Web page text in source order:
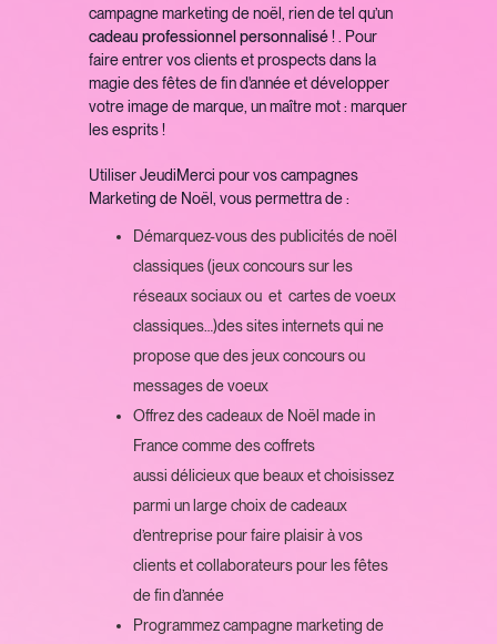
campagne marketing de noël, rien de tel qu’un
cadeau professionnel personnalisé! . Pour
faire entrer vos clients et prospects dans la
magie des fêtes de fin d'année et développer
votre image de marque, un maître mot : marquer
les esprits !
Utiliser JeudiMerci pour vos campagnes
Marketing de Noël, vous permettra de :
Démarquez-vous des publicités de noël
classiques (jeux concours sur les
réseaux sociaux ou et cartes de voeux
classiques…)des sites internets qui ne
propose que des jeux concours ou
messages de voeux
Offrez des cadeaux de Noël made in
France comme des coffrets
aussi délicieux que beaux et choisissez
parmi un large choix de cadeaux
d’entreprise pour faire plaisir à vos
clients et collaborateurs pour les fêtes
de fin d’année
Programmez campagne marketing de